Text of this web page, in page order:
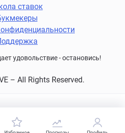
ставок
удовольствие - остановись!
– All Rights Reserved.